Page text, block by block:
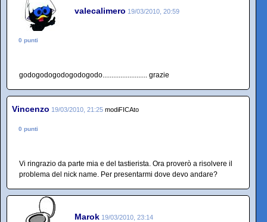
valecalimero 19/03/2010, 20:59
0 punti
godogodogodogodogodo......................... grazie
Vincenzo 19/03/2010, 21:25 modiFICAto
0 punti
Vi ringrazio da parte mia e del tastierista. Ora proverò a risolvere il
problema del nick name. Per presentarmi dove devo andare?
Marok 19/03/2010, 23:14